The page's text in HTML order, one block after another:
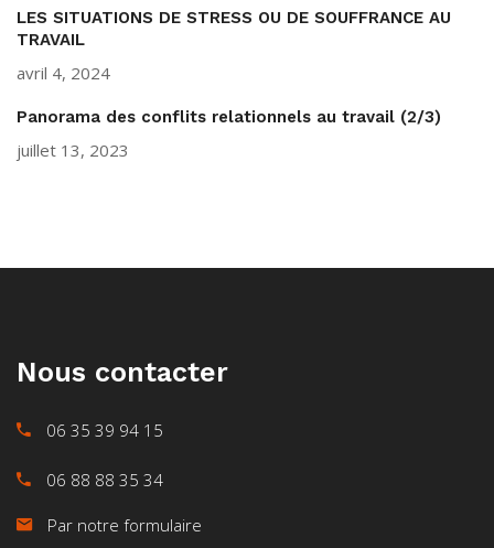
LES SITUATIONS DE STRESS OU DE SOUFFRANCE AU
TRAVAIL
avril 4, 2024
Panorama des conflits relationnels au travail (2/3)
juillet 13, 2023
Nous contacter
06 35 39 94 15
06 88 88 35 34
Par notre formulaire